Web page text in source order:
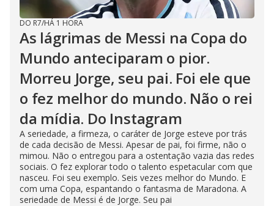
DO R7/HÁ 1 HORA
As lágrimas de Messi na Copa do
Mundo anteciparam o pior.
Morreu Jorge, seu pai. Foi ele que
o fez melhor do mundo. Não o rei
da mídia. Do Instagram
A seriedade, a firmeza, o caráter de Jorge esteve por trás
de cada decisão de Messi. Apesar de pai, foi firme, não o
mimou. Não o entregou para a ostentação vazia das redes
sociais. O fez explorar todo o talento espetacular com que
nasceu. Foi seu exemplo. Seis vezes melhor do Mundo. E
com uma Copa, espantando o fantasma de Maradona. A
seriedade de Messi é de Jorge. Seu pai